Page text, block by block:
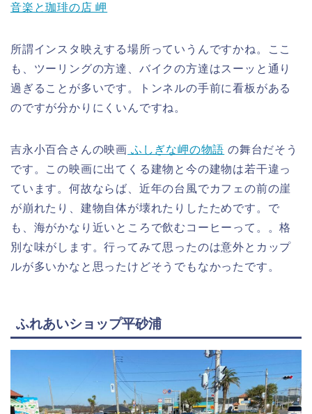
音楽と珈琲の店 岬
所謂インスタ映えする場所っていうんですかね。ここ
も、ツーリングの方達、バイクの方達はスーッと通り
過ぎることが多いです。トンネルの手前に看板がある
のですが分かりにくいんですね。
吉永小百合さんの映画 ふしぎな岬の物語 の舞台だそう
です。この映画に出てくる建物と今の建物は若干違っ
ています。何故ならば、近年の台風でカフェの前の崖
が崩れたり、建物自体が壊れたりしたためです。で
も、海がかなり近いところで飲むコーヒーって。。格
別な味がします。行ってみて思ったのは意外とカップ
ルが多いかなと思ったけどそうでもなかったです。
ふれあいショップ平砂浦